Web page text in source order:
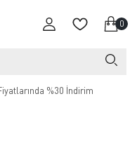
0
%30 İndirim